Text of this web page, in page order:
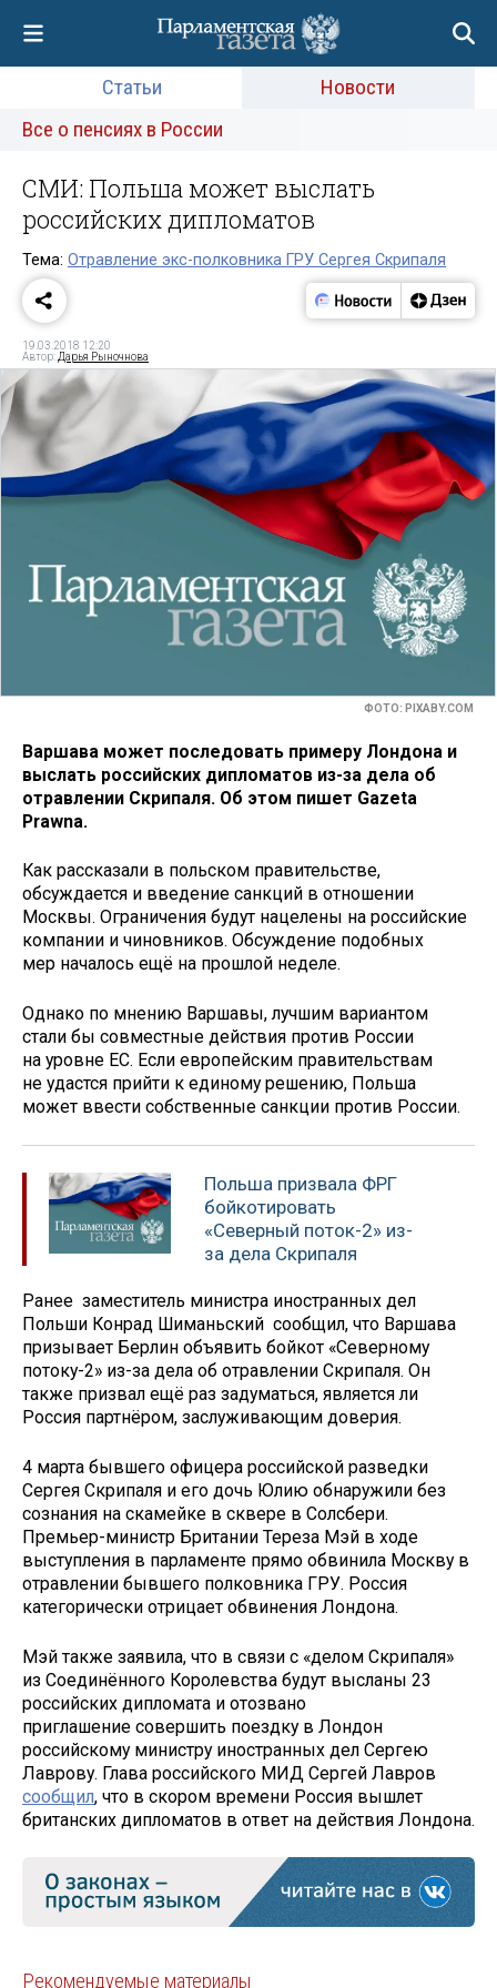
Статьи
Новости
Все о пенсиях в России
СМИ: Польша может выслать
российских дипломатов
Тема: Отравление экс-полковника ГРУ Сергея Скрипаля
19.03.2018 12:20
Автор: Дарья Рыночнова
ФОТО: PIXABY.COM
Варшава может последовать примеру Лондона и
выслать российских дипломатов из-за дела об
отравлении Скрипаля. Об этом пишет Gazeta
Prawna.
Как рассказали в польском правительстве,
обсуждается и введение санкций в отношении
Москвы. Ограничения будут нацелены на российские
компании и чиновников. Обсуждение подобных
мер началось ещё на прошлой неделе.
Однако по мнению Варшавы, лучшим вариантом
стали бы совместные действия против России
на уровне ЕС. Если европейским правительствам
не удастся прийти к единому решению, Польша
может ввести собственные санкции против России.
Польша призвала ФРГ
бойкотировать
«Северный поток-2» из-
за дела Скрипаля
Ранее заместитель министра иностранных дел
Польши Конрад Шиманьский сообщил, что Варшава
призывает Берлин объявить бойкот «Северному
потоку-2» из-за дела об отравлении Скрипаля. Он
также призвал ещё раз задуматься, является ли
Россия партнёром, заслуживающим доверия.
4 марта бывшего офицера российской разведки
Сергея Скрипаля и его дочь Юлию обнаружили без
сознания на скамейке в сквере в Солсбери.
Премьер-министр Британии Тереза Мэй в ходе
выступления в парламенте прямо обвинила Москву в
отравлении бывшего полковника ГРУ. Россия
категорически отрицает обвинения Лондона.
Мэй также заявила, что в связи с «делом Скрипаля»
из Соединённого Королевства будут высланы 23
российских дипломата и отозвано
приглашение совершить поездку в Лондон
российскому министру иностранных дел Сергею
Лаврову. Глава российского МИД Сергей Лавров
сообщил, что в скором времени Россия вышлет
британских дипломатов в ответ на действия Лондона.
Рекомендуемые материалы